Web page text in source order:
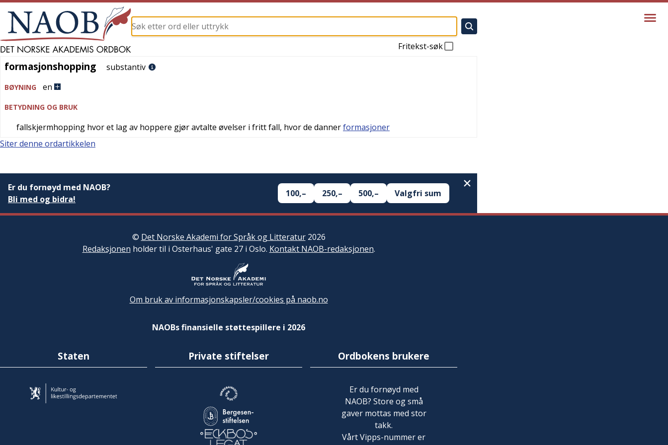
Fritekst-søk
formasjonshopping
formasjonshopping substantiv
BØYNING en
BETYDNING OG BRUK
fallskjermhopping hvor et lag av hoppere gjør avtalte øvelser i fritt fall, hvor de dannerformasjoner
Siter denne ordartikkelen
Er du fornøyd med NAOB?
Bli med og bidra!
100,– 250,– 500,– Valgfri sum
© Det Norske Akademi for Språk og Litteratur2026
Redaksjonen holder til i Osterhaus' gate 27 i Oslo. Kontakt NAOB-redaksjonen.
Om bruk av informasjonskapsler/cookies på naob.no
NAOBs finansielle støttespillere i 2026
Staten Private stiftelser Ordbokens brukere
Er du fornøyd med
NAOB? Store og små
gaver mottas med stor
takk.
Vårt Vipps-nummer er